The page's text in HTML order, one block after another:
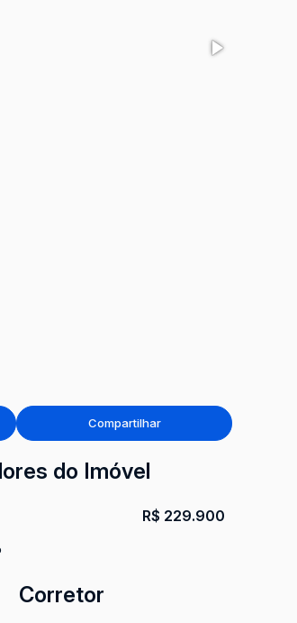
Compartilhar
do Imóvel
R$ 229.900
Corretor